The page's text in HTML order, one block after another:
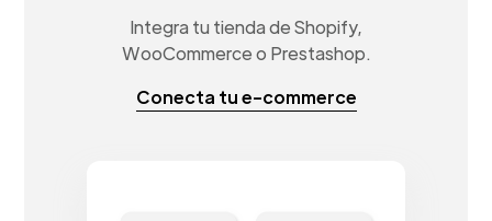
Integra tu tienda de Shopify,
WooCommerce o Prestashop.
Conecta tu e-commerce